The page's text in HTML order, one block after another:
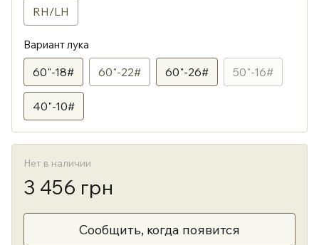
RH/LH
Вариант лука
60"-18# 60"-22# 60"-26# 50"-16#
40"-10#
Нет в наличии
3 456 грн
Сообщить, когда появится